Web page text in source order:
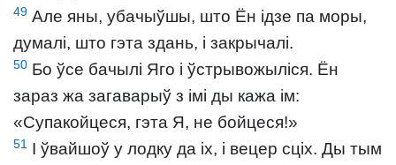
49 Але яны, убачыўшы, што Ён ідзе па моры,
думалі, што гэта здань, і закрычалі.
50 Бо ўсе бачылі Яго і ўстрывожыліся. Ён
зараз жа загаварыў з імі ды кажа ім:
«Супакойцеся, гэта Я, не бойцеся!»
51 І ўвайшоў у лодку да іх, і вецер сціх. Ды тым